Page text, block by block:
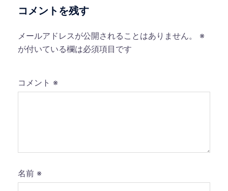
ンコメントを残す
メールアドレスが公開されることはありません。
※
が付いている欄は必須項目です
コメント ※
名前 ※